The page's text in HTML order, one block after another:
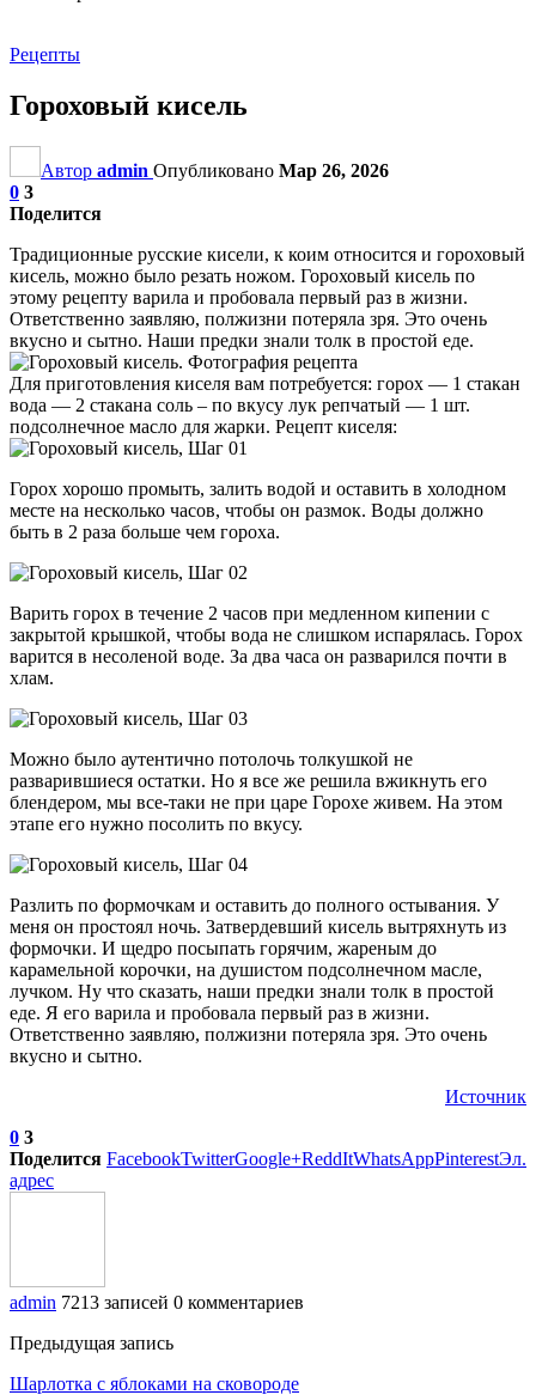
Рецепты
Гороховый кисель
Автор admin Опубликовано Мар 26, 2026
0 3
Поделится
Традиционные русские кисели, к коим относится и гороховый
кисель, можно было резать ножом. Гороховый кисель по
этому рецепту варила и пробовала первый раз в жизни.
Ответственно заявляю, полжизни потеряла зря. Это очень
вкусно и сытно. Наши предки знали толк в простой еде.
Для приготовления киселя вам потребуется: горох — 1 стакан
вода — 2 стакана соль – по вкусу лук репчатый — 1 шт.
подсолнечное масло для жарки. Рецепт киселя:
Горох хорошо промыть, залить водой и оставить в холодном
месте на несколько часов, чтобы он размок. Воды должно
быть в 2 раза больше чем гороха.
Варить горох в течение 2 часов при медленном кипении с
закрытой крышкой, чтобы вода не слишком испарялась. Горох
варится в несоленой воде. За два часа он разварился почти в
хлам.
Можно было аутентично потолочь толкушкой не
разварившиеся остатки. Но я все же решила вжикнуть его
блендером, мы все-таки не при царе Горохе живем. На этом
этапе его нужно посолить по вкусу.
Разлить по формочкам и оставить до полного остывания. У
меня он простоял ночь. Затвердевший кисель вытряхнуть из
формочки. И щедро посыпать горячим, жареным до
карамельной корочки, на душистом подсолнечном масле,
лучком. Ну что сказать, наши предки знали толк в простой
еде. Я его варила и пробовала первый раз в жизни.
Ответственно заявляю, полжизни потеряла зря. Это очень
вкусно и сытно.
Источник
0 3
Поделится FacebookTwitterGoogle+ReddItWhatsAppPinterestЭл.
адрес
admin 7213 записей 0 комментариев
Предыдущая запись
Шарлотка с яблоками на сковороде